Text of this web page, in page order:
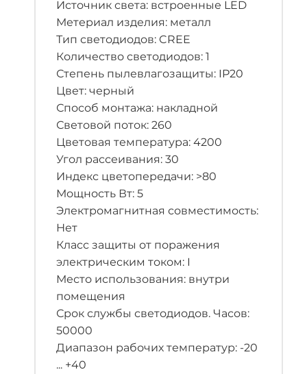
Источник света: встроенные LED
Метериал изделия: металл
Тип светодиодов: CREE
Количество светодиодов: 1
Степень пылевлагозащиты: IP20
Цвет: черный
Способ монтажа: накладной
Световой поток: 260
Цветовая температура: 4200
Угол рассеивания: 30
Индекс цветопередачи: >80
Мощность Вт: 5
Электромагнитная совместимость:
Нет
Класс защиты от поражения
электрическим током: I
Место использования: внутри
помещения
Срок службы светодиодов. Часов:
50000
Диапазон рабочих температур: -20
... +40